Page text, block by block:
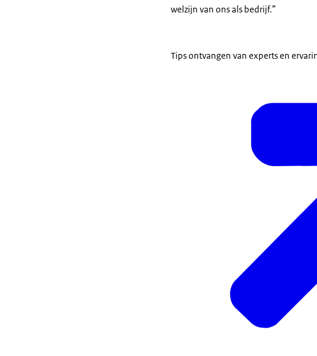
welzijn van ons als bedrijf.”
Tips ontvangen van experts en